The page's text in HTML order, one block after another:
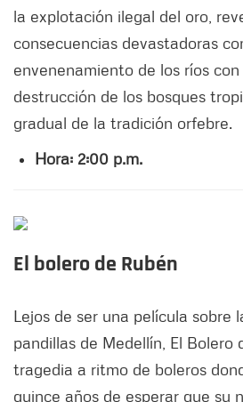
la explotación ilegal del oro,
consecuencias devastadoras
envenenamiento de los ríos
destrucción de los bosques
gradual de la tradición orfebre.
Hora: 2:00 p.m.
El bolero de Rubén
Lejos de ser una película sobre
pandillas de Medellín, El Bolero
tragedia a ritmo de boleros
quince años de esperar que su